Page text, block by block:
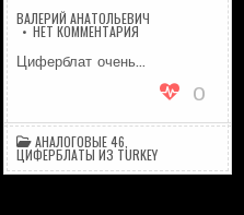
ВАЛЕРИЙ АНАТОЛЬЕВИЧ
НЕТ КОММЕНТАРИЯНА
Циферблат очень…
0
АНАЛОГОВЫЕ 46
ЦИФЕРБЛАТЫ ИЗ TURKEY